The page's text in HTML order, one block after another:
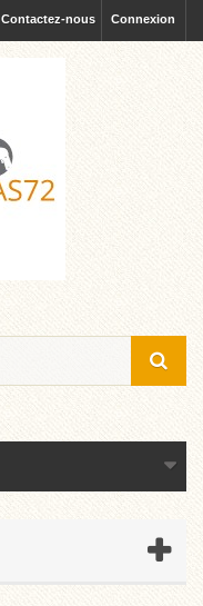
Connexion
Contactez-nous